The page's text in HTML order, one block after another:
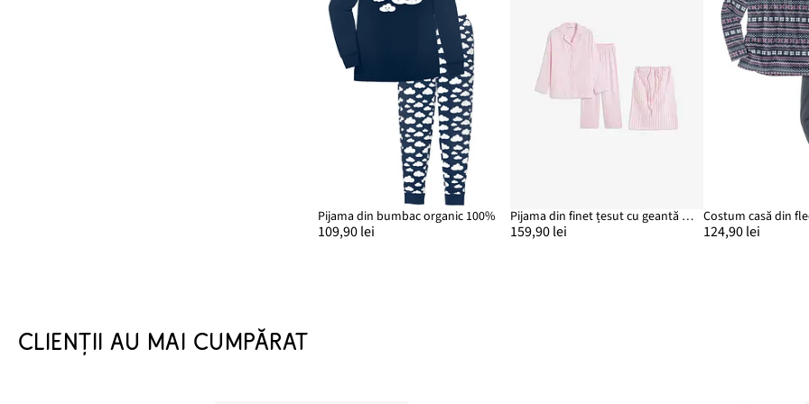
Pijama din bumbac organic 100%
109,90 lei
Pijama din finet țesut cu geantă de cadou
159,90 lei
Costum casă din
124,90 lei
CLIENȚII AU MAI CUMPĂRAT